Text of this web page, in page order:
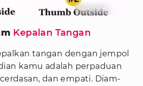
Foto : Times of India
Kepalan Tangan
tangan dengan jempol
kamu adalah perpaduan
dan empati. Diam-